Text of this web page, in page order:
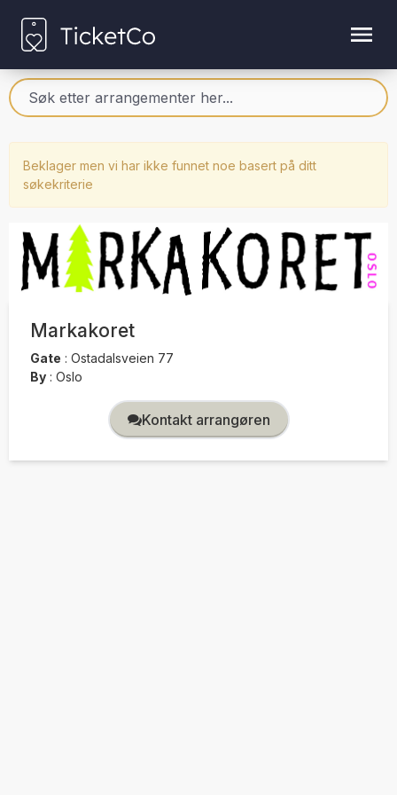
Beklager men vi har ikke funnet noe basert på ditt
søkekriterie
Markakoret
Gate : Ostadalsveien 77
By : Oslo
Kontakt arrangøren